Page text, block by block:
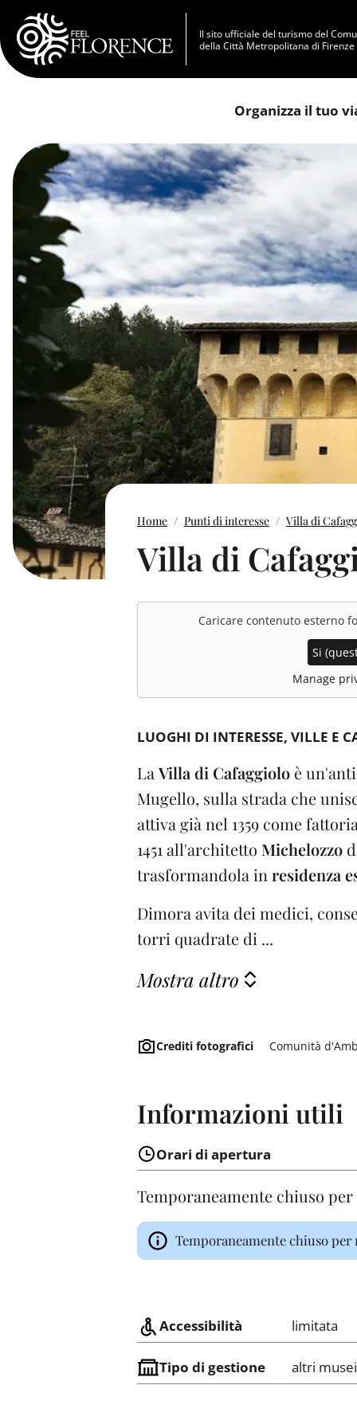
Salta al contenuto principale
Il sito ufficiale del turismo del
della Città Metropolitana di Firenze
Organizza il tuo
Home Punti di interesse Villa di
Villa di
Caricare contenuto esterno
Si
Manage
LUOGHI DI INTERESSE VILLE E
LaVilla di Cafaggiolo è
Mugello, sulla strada che
attiva già nel 1359 come
1451 all'architetto Michelozzo
trasformandola inresidenza
Dimora avita dei medici,
torri quadrate di ...
Mostra altro
Crediti fotografici Comunità
Informazioni utili
Orari di apertura
Temporaneamente chiuso
Temporaneamente chiuso
Accessibilità limitata
Tipo di gestione altri musei